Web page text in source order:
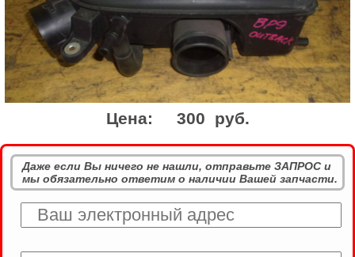
Цена: 300 руб.
Даже если Вы ничего не нашли, отправьте ЗАПРОС и
мы обязательно ответим о наличии Вашей запчасти.